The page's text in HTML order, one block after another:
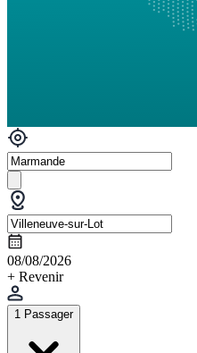
08/08/2026
+ Revenir
1 Passager